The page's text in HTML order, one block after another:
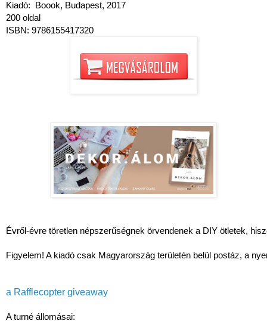
Kiadó:  Boook, Budapest, 2017
200 oldal
ISBN: 9786155417320
Évről-évre töretlen népszerűségnek örvendenek a DIY ötletek,
Figyelem! A kiadó csak Magyarország területén belül postáz, a
a Rafflecopter giveaway
A turné állomásai: